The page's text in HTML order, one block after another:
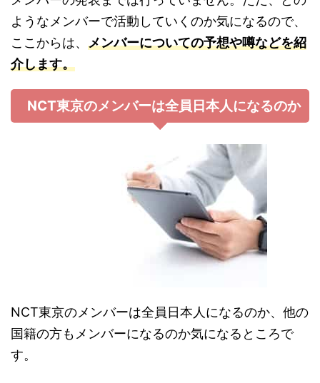
ようなメンバーで活動していくのか気になるので、
ここからは、 メンバーについての予想や噂などを紹
介します。
NCT東京のメンバーは全員日本人になるのか
NCT東京のメンバーは全員日本人になるのか、他の
国籍の方もメンバーになるのか気になるところで
す。